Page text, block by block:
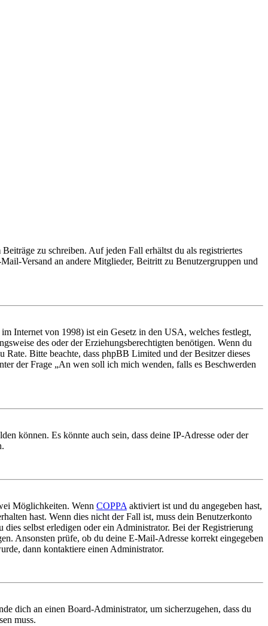
zu schreiben. Auf jeden Fall erhältst du als registriertes
Versand an andere Mitglieder, Beitritt zu Benutzergruppen und
Internet von 1998) ist ein Gesetz in den USA, welches festlegt,
des oder der Erziehungsberechtigten benötigen. Wenn du
Bitte beachte, dass phpBB Limited und der Besitzer dieses
der Frage „An wen soll ich mich wenden, falls es Beschwerden
können. Es könnte auch sein, dass deine IP-Adresse oder der
Möglichkeiten. Wenn COPPA aktiviert ist und du angegeben hast,
hast. Wenn dies nicht der Fall ist, muss dein Benutzerkonto
selbst erledigen oder ein Administrator. Bei der Registrierung
Ansonsten prüfe, ob du deine E-Mail-Adresse korrekt eingegeben
dann kontaktiere einen Administrator.
dich an einen Board-Administrator, um sicherzugehen, dass du
muss.